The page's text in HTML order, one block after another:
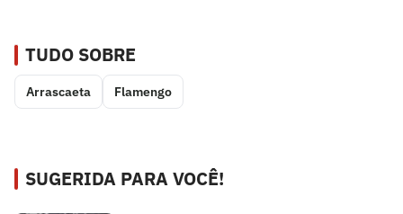
TUDO SOBRE
Arrascaeta Flamengo
SUGERIDA PARA VOCÊ!